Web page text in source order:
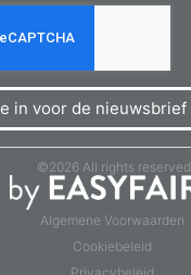
in voor de nieuwsbrief
©2026 All rights reserved
Algemene Voorwaarden
Cookiebeleid